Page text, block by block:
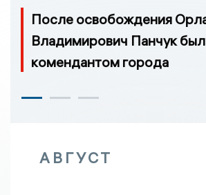
После освобождения
Владимирович Панчук был
комендантом города
АВГУСТ